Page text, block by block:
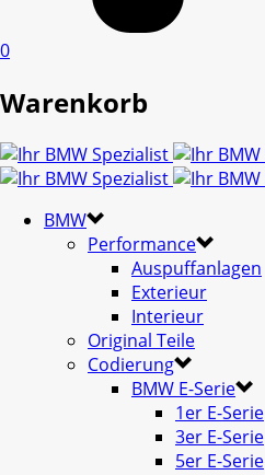
0
Warenkorb
BMW
Performance
Auspuffanlagen
Exterieur
Interieur
Original Teile
Codierung
BMW E-Serie
1er E-Serie
3er E-Serie
5er E-Serie